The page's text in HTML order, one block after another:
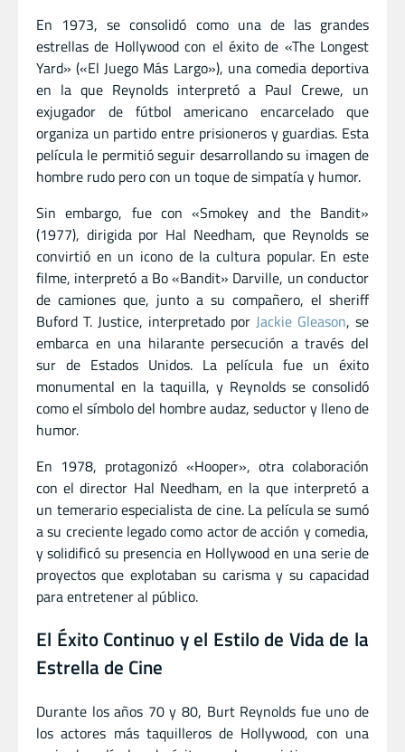
En 1973, se consolidó como una de las grandes
estrellas de Hollywood con el éxito de «The Longest
Yard» («El Juego Más Largo»), una comedia deportiva
en la que Reynolds interpretó a Paul Crewe, un
exjugador de fútbol americano encarcelado que
organiza un partido entre prisioneros y guardias. Esta
película le permitió seguir desarrollando su imagen de
hombre rudo pero con un toque de simpatía y humor.
Sin embargo, fue con «Smokey and the Bandit»
(1977), dirigida por Hal Needham, que Reynolds se
convirtió en un icono de la cultura popular. En este
filme, interpretó a Bo «Bandit» Darville, un conductor
de camiones que, junto a su compañero, el sheriff
Buford T. Justice, interpretado por Jackie Gleason, se
embarca en una hilarante persecución a través del
sur de Estados Unidos. La película fue un éxito
monumental en la taquilla, y Reynolds se consolidó
como el símbolo del hombre audaz, seductor y lleno de
humor.
En 1978, protagonizó «Hooper», otra colaboración
con el director Hal Needham, en la que interpretó a
un temerario especialista de cine. La película se sumó
a su creciente legado como actor de acción y comedia,
y solidificó su presencia en Hollywood en una serie de
proyectos que explotaban su carisma y su capacidad
para entretener al público.
El Éxito Continuo y el Estilo de Vida de la
Estrella de Cine
Durante los años 70 y 80, Burt Reynolds fue uno de
los actores más taquilleros de Hollywood, con una